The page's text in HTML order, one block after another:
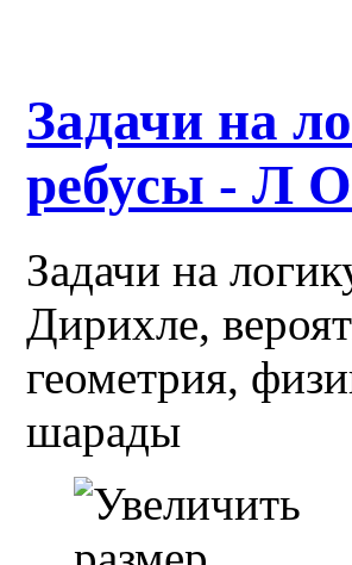
Задачи на
ребусы - Л
Задачи на
Дирихле,
геометрия,
шарады